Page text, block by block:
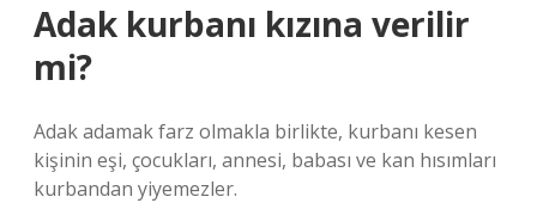
Adak kurbanı kızına verilir
mi?
Adak adamak farz olmakla birlikte, kurbanı kesen
kişinin eşi, çocukları, annesi, babası ve kan hısımları
kurbandan yiyemezler.